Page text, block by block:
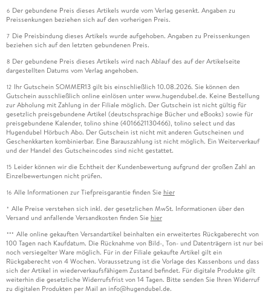
6 Der gebundene Preis dieses Artikels wurde vom Verlag gesenkt. Angaben zu
Preissenkungen beziehen sich auf den vorherigen Preis.
7 Die Preisbindung dieses Artikels wurde aufgehoben. Angaben zu Preissenkungen
beziehen sich auf den letzten gebundenen Preis.
8 Der gebundene Preis dieses Artikels wird nach Ablauf des auf der Artikelseite
dargestellten Datums vom Verlag angehoben.
12 Ihr Gutschein SOMMER13 gilt bis einschließlich 10.08.2026. Sie können den
Gutschein ausschließlich online einlösen unter www.hugendubel.de. Keine Bestellung
zur Abholung mit Zahlung in der Filiale möglich. Der Gutschein ist nicht gültig für
gesetzlich preisgebundene Artikel (deutschsprachige Bücher und eBooks) sowie für
preisgebundene Kalender, tolino shine (4016621130466), tolino select und das
Hugendubel Hörbuch Abo. Der Gutschein ist nicht mit anderen Gutscheinen und
Geschenkkarten kombinierbar. Eine Barauszahlung ist nicht möglich. Ein Weiterverkauf
und der Handel des Gutscheincodes sind nicht gestattet.
15 Leider können wir die Echtheit der Kundenbewertung aufgrund der großen Zahl an
Einzelbewertungen nicht prüfen.
16 Alle Informationen zur Tiefpreisgarantie finden Sie hier
* Alle Preise verstehen sich inkl. der gesetzlichen MwSt. Informationen über den
Versand und anfallende Versandkosten finden Sie hier
*** Alle online gekauften Versandartikel beinhalten ein erweitertes Rückgaberecht von
100 Tagen nach Kaufdatum. Die Rücknahme von Bild-, Ton- und Datenträgern ist nur bei
noch versiegelter Ware möglich. Für in der Filiale gekaufte Artikel gilt ein
Rückgaberecht von 4 Wochen. Voraussetzung ist die Vorlage des Kassenbons und dass
sich der Artikel in wiederverkaufsfähigem Zustand befindet. Für digitale Produkte gilt
weiterhin die gesetzliche Widerrufsfrist von 14 Tagen. Bitte senden Sie Ihren Widerruf
zu digitalen Produkten per Mail an info@hugendubel.de.